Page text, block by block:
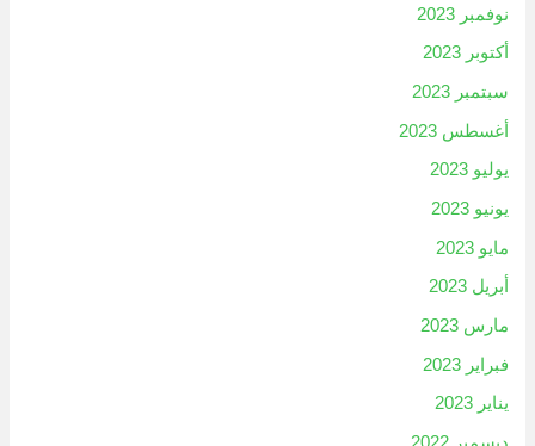
نوفمبر 2023
أكتوبر 2023
سبتمبر 2023
أغسطس 2023
يوليو 2023
يونيو 2023
مايو 2023
أبريل 2023
مارس 2023
فبراير 2023
يناير 2023
ديسمبر 2022